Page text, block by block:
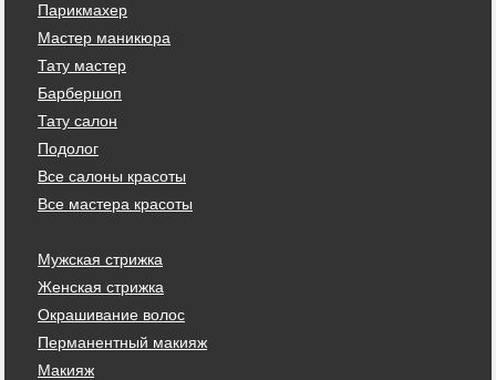
Парикмахер
Мастер маникюра
Тату мастер
Барбершоп
Тату салон
Подолог
Все салоны красоты
Все мастера красоты
Мужская стрижка
Женская стрижка
Окрашивание волос
Перманентный макияж
Макияж